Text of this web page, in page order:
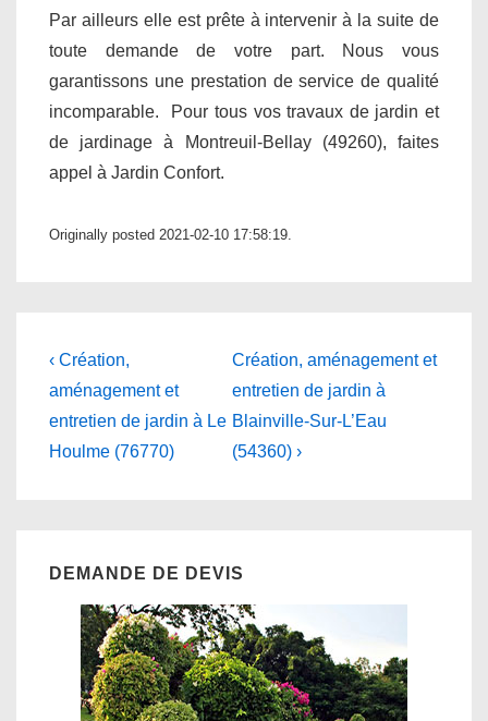
Par ailleurs elle est prête à intervenir à la suite de
toute demande de votre part. Nous vous
garantissons une prestation de service de qualité
incomparable. Pour tous vos travaux de jardin et
de jardinage à Montreuil-Bellay (49260), faites
appel à Jardin Confort.
Originally posted 2021-02-10 17:58:19.
Navigation
de
l’article
Previous
Post
is
‹ Création,
aménagement et
entretien de jardin à Le
Houlme (76770)
Next
Post
is
Création, aménagement et
entretien de jardin à
Blainville-Sur-L’Eau
(54360) ›
DEMANDE DE DEVIS